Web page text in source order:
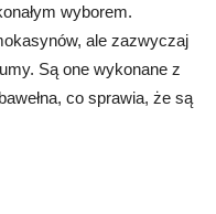
wyborem.
ale zazwyczaj
Są one wykonane z
co sprawia, że są